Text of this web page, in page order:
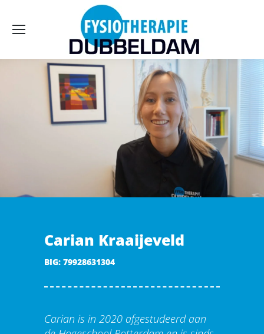
Carian Kraaijeveld
BIG: 79928631304
Carian is in 2020 afgestudeerd aan